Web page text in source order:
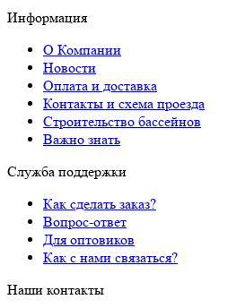
Информация
О Компании
Новости
Оплата и доставка
Контакты и схема проезда
Строительство бассейнов
Важно знать
Служба поддержки
Как сделать заказ?
Вопрос-ответ
Для оптовиков
Как с нами связаться?
Наши контакты